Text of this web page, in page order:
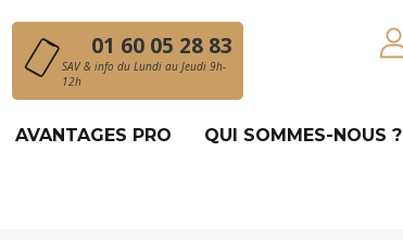
01 60 05 28 83
SAV & info du Lundi au Jeudi 9h-
12h
AVANTAGES PRO QUI SOMMES-NOUS ?